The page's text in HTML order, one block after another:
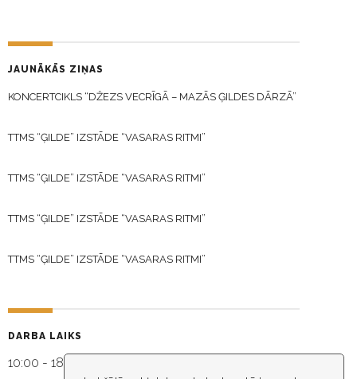
JAUNĀKĀS ZIŅAS
KONCERTCIKLS “DŽEZS VECRĪGĀ – MAZĀS ĢILDES DĀRZĀ”
TTMS “ĢILDE” IZSTĀDE “VASARAS RITMI”
TTMS “ĢILDE” IZSTĀDE “VASARAS RITMI”
TTMS “ĢILDE” IZSTĀDE “VASARAS RITMI”
TTMS “ĢILDE” IZSTĀDE “VASARAS RITMI”
DARBA LAIKS
10:00 - 18:30